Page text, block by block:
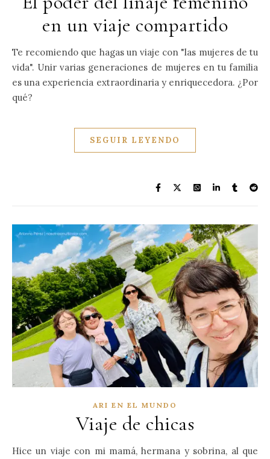
en un viaje compartido
Te recomiendo que hagas un viaje con "las mujeres de tu
vida". Unir varias generaciones de mujeres en tu familia
es una experiencia extraordinaria y enriquecedora. ¿Por
qué?
SEGUIR LEYENDO
ARI EN EL MUNDO
Viaje de chicas
Hice un viaje con mi mamá, hermana y sobrina, al que